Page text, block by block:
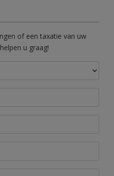
of een taxatie van uw
u graag!